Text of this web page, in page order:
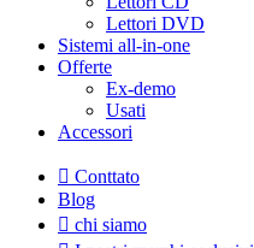
Lettori DVD
Sistemi all-in-one
Offerte
Ex-demo
Usati
Accessori
Conttato
Blog
chi siamo